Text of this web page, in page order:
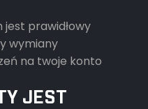
jest prawidłowy
wymiany
na twoje konto
JEST